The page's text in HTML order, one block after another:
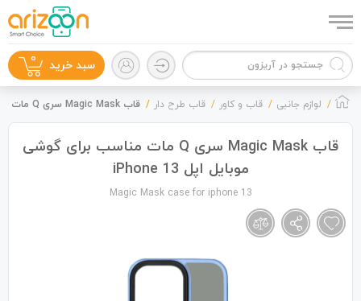
سبد خرید 0
لوازم جانبی قاب و کاور قاب طرح‌‍ دار قاب Magic Mask سری Q مات مناسب برای گوشی موبایل اپل iPhone 13
قاب Magic Mask سری Q مات مناسب برای گوشی
موبایل اپل iPhone 13
Magic Mask case for iphone 13